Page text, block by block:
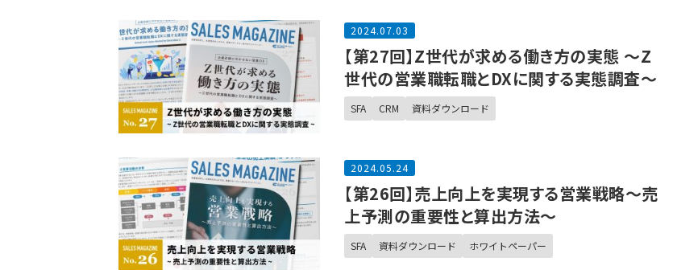
2024.07.03
【第27回】Z世代が求める働き方の実態 〜Z
世代の営業職転職とDXに関する実態調査〜
SFA CRM 資料ダウンロード
2024.05.24
【第26回】売上向上を実現する営業戦略～売
上予測の重要性と算出方法～
SFA 資料ダウンロード ホワイトペーパー